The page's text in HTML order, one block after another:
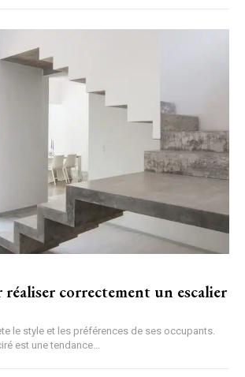
réaliser correctement un escalier
le style et les préférences de ses occupants.
est une tendance...